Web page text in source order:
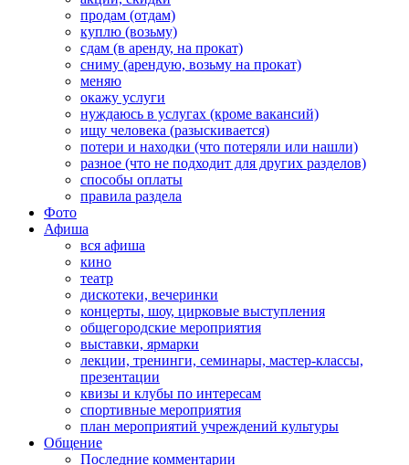
продам (отдам)
куплю (возьму)
сдам (в аренду, на прокат)
сниму (арендую, возьму на прокат)
меняю
окажу услуги
нуждаюсь в услугах (кроме вакансий)
ищу человека (разыскивается)
потери и находки (что потеряли или нашли)
разное (что не подходит для других разделов)
способы оплаты
правила раздела
Фото
Афиша
вся афиша
кино
театр
дискотеки, вечеринки
концерты, шоу, цирковые выступления
общегородские мероприятия
выставки, ярмарки
лекции, тренинги, семинары, мастер-классы,
презентации
квизы и клубы по интересам
спортивные мероприятия
план мероприятий учреждений культуры
Общение
Последние комментарии